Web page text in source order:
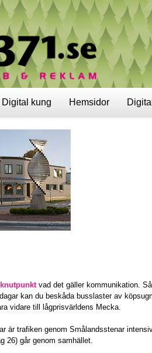
Digital kung Hemsidor
vad det gäller kommunikation.
kan du beskåda busslaster av
vidare till lågprisvärldens Mecka.
är trafiken genom Smålandsstenar
26) går genom samhället.